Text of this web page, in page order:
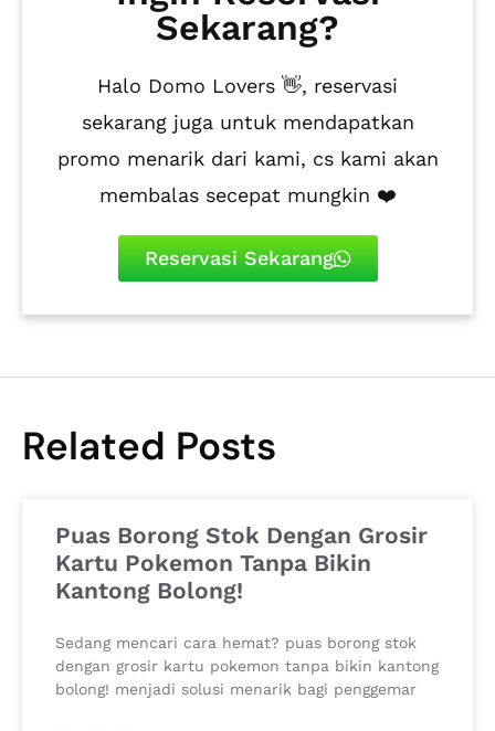
Sekarang?
Halo Domo Lovers 👋, reservasi
sekarang juga untuk mendapatkan
promo menarik dari kami, cs kami akan
membalas secepat mungkin ❤️
Reservasi Sekarang
Related Posts
Puas Borong Stok Dengan Grosir
Kartu Pokemon Tanpa Bikin
Kantong Bolong!
Sedang mencari cara hemat? puas borong stok
dengan grosir kartu pokemon tanpa bikin kantong
bolong! menjadi solusi menarik bagi penggemar